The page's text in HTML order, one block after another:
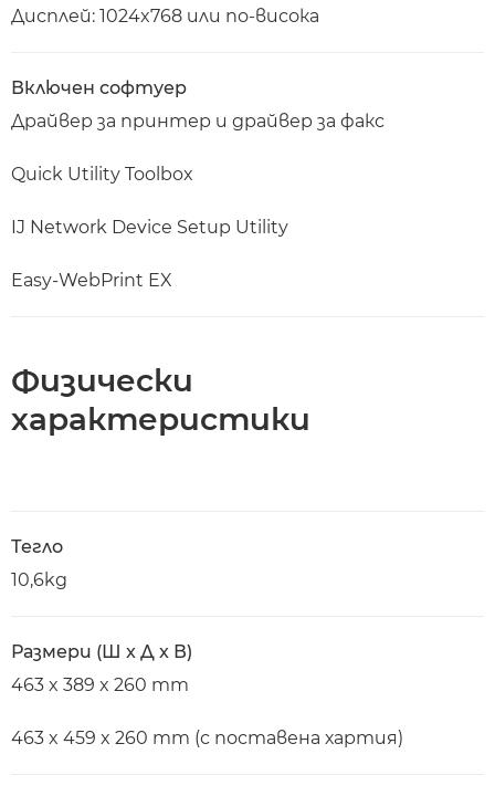
Дисплей: 1024x768 или по-висока
Включен софтуер
Драйвер за принтер и драйвер за факс
Quick Utility Toolbox
IJ Network Device Setup Utility
Easy-WebPrint EX
Физически
характеристики
Тегло
10,6kg
Размери (Ш x Д x В)
463 x 389 x 260 mm
463 x 459 x 260 mm (с поставена хартия)